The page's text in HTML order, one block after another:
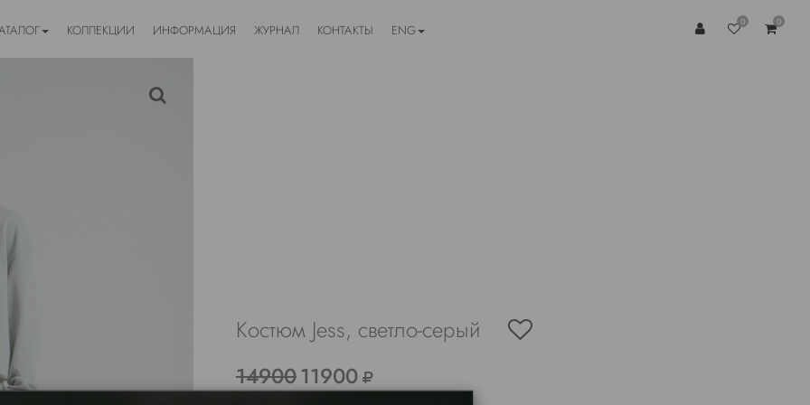
КОЛЛЕКЦИИ ИНФОРМАЦИЯ ЖУРНАЛ КОНТАКТЫ ENG
0 0
Костюм Jess, светло-серый
1490011900